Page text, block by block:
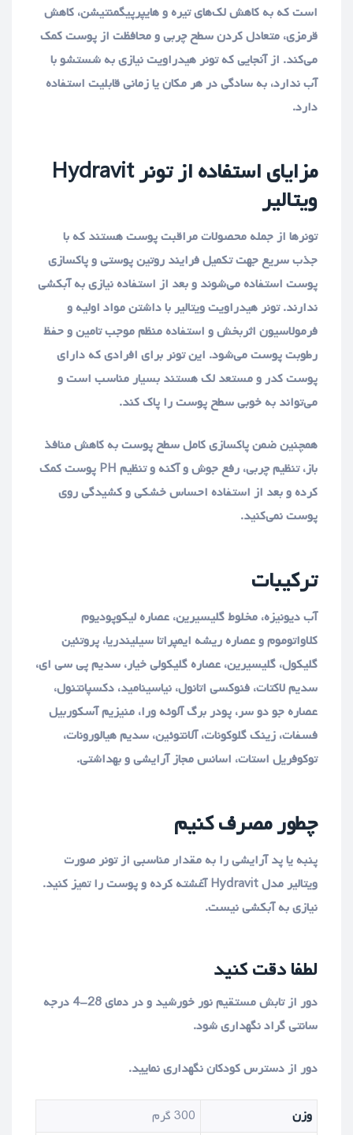
است که به کاهش لک‌های تیره و‌ هایپرپیگمنتیشن، کاهش
قرمزی، متعادل کردن سطح چربی و محافظت از پوست کمک
می‌کند. از آنجایی که تونر هیدراویت نیازی به شستشو با
آب ندارد، به سادگی در هر مکان یا زمانی قابلیت استفاده
دارد.
مزایای استفاده از تونر Hydravit
ویتالیر
تونرها از جمله محصولات مراقبت پوست هستند که با
جذب سریع جهت تکمیل فرایند روتین پوستی و پاکسازی
پوست استفاده می‌شوند و بعد از استفاده نیازی به آبکشی
ندارند. تونر هیدراویت ویتالیر با داشتن مواد اولیه و
فرمولاسیون اثربخش و استفاده منظم موجب تامین و حفظ
رطوبت پوست می‌شود. این تونر برای افرادی که دارای
پوست کدر و مستعد لک هستند بسیار مناسب است و
می‌تواند به خوبی سطح پوست را پاک کند.
همچنین ضمن پاکسازی کامل سطح پوست به کاهش منافذ
باز، تنظیم چربی، رفع جوش و آکنه و تنظیم PH پوست کمک
کرده و بعد از استفاده احساس خشکی و کشیدگی روی
پوست نمی‌کنید.
ترکیبات
آب دیونیزه، مخلوط گلیسیرین، عصاره لیکوپودیوم
کلاواتوموم و عصاره ریشه ایمپراتا سیلیندریا، پروتئین
گلیکول، گلیسیرین، عصاره گلیکولی خیار، سدیم پی سی ای،
سدیم لاکتات، فنوکسی اتانول، نیاسینامید، دکسپانتنول،
عصاره جو دو سر، پودر برگ آلوئه ورا، منیزیم آسکوربیل
فسفات، زینک گلوکونات، آلانتوئین، سدیم هیالورونات،
توکوفریل استات، اسانس مجاز آرایشی و بهداشتی.
چطور مصرف کنیم
پنبه یا پد آرایشی را به مقدار مناسبی از تونر صورت
ویتالیر مدل Hydravit آغشته کرده و پوست را تمیز کنید.
نیازی به آبکشی نیست.
لطفا دقت کنید
دور از تابش مستقیم نور خورشید و در دمای 28-4 درجه
سانتی گراد نگهداری شود.
دور از دسترس کودکان نگهداری نمایید.
وزن 300 گرم